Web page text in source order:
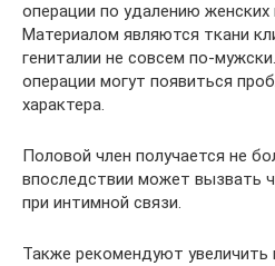
операции по удалению женских
Материалом являются ткани
гениталии не совсем по-
операции могут появиться
характера.
Половой член получается не
впоследствии может вызвать
при интимной связи.
Также рекомендуют